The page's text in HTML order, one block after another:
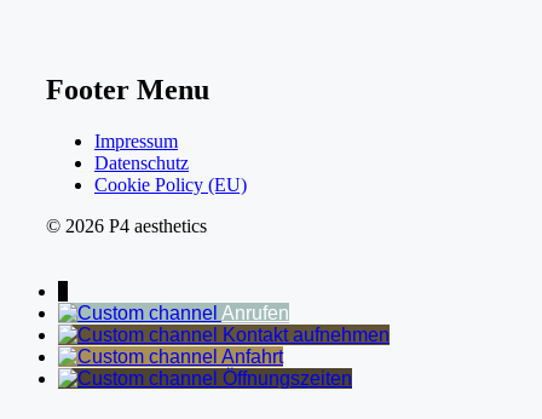
Footer Menu
Impressum
Datenschutz
Cookie Policy (EU)
© 2026 P4 aesthetics
Anrufen
Kontakt aufnehmen
Anfahrt
Öffnungszeiten